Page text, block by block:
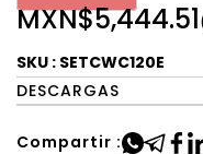
MXN$5,444.51
SKU : SETCWC120E
DESCARGAS
Compartir :